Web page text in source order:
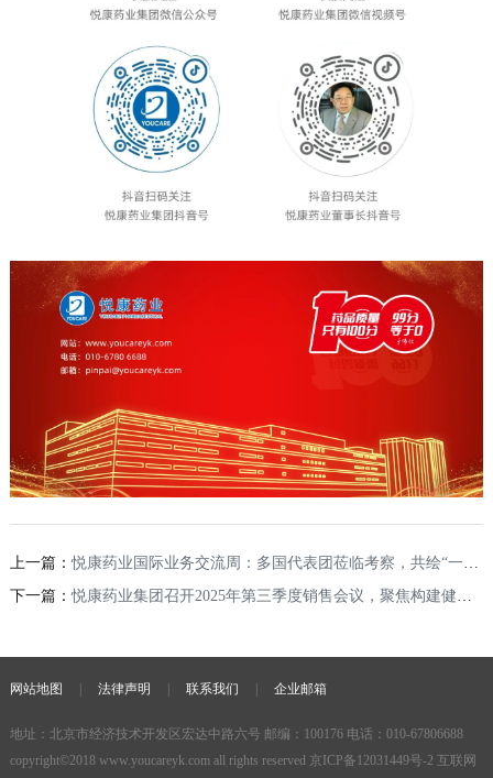
上一篇：悦康药业国际业务交流周：多国代表团莅临考察，共绘“一带一路”医药合作新蓝图
下一篇：悦康药业集团召开2025年第三季度销售会议，聚焦构建健康渠道生态
网站地图 | 法律声明 | 联系我们 | 企业邮箱
地址：北京市经济技术开发区宏达中路六号 邮编：100176 电话：010-67806688
copyright©2018 www.youcareyk.comall rights reserved 京ICP备12031449号-2 互联网